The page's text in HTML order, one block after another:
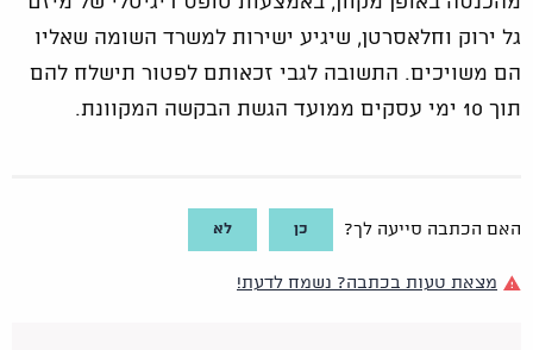
גל ירוק וחלאסרטן, שיגיע ישירות למשרד השומה שאליו
הם משויכים. התשובה לגבי זכאותם לפטור תישלח להם
תוך 10 ימי עסקים ממועד הגשת הבקשה המקוונת.
האם הכתבה סייעה לך? כן לא
מצאת טעות בכתבה? נשמח לדעת!